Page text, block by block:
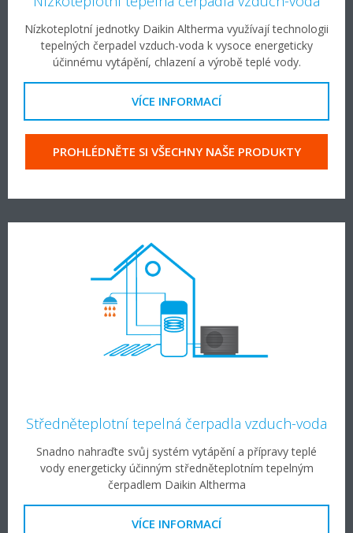
Nízkoteplotní jednotky Daikin Altherma využívají technologii
tepelných čerpadel vzduch-voda k vysoce energeticky
účinnému vytápění, chlazení a výrobě teplé vody.
VÍCE INFORMACÍ
PROHLÉDNĚTE SI VŠECHNY NAŠE PRODUKTY
Středněteplotní tepelná čerpadla vzduch-voda
Snadno nahraďte svůj systém vytápění a přípravy teplé
vody energeticky účinným středněteplotním tepelným
čerpadlem Daikin Altherma
VÍCE INFORMACÍ